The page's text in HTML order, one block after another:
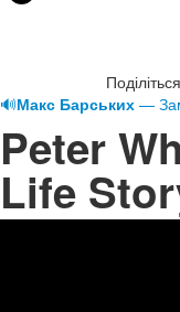
🔊Макс Барських —
Peter
Life